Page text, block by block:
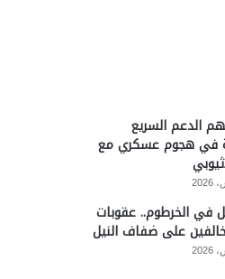
الدعم السريع
في هجوم عسكري مع
في الخرطوم.. عقوبات
على ضفاف النيل